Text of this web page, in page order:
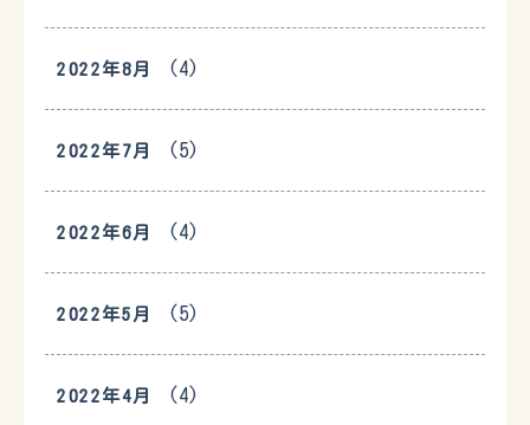
2022年8月 (4)
2022年7月 (5)
2022年6月 (4)
2022年5月 (5)
2022年4月 (4)